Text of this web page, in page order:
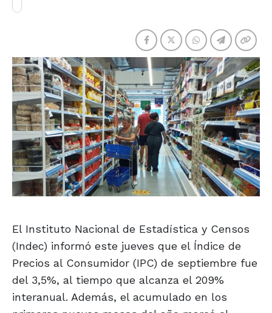
El Instituto Nacional de Estadística y Censos
(Indec) informó este jueves que el Índice de
Precios al Consumidor (IPC) de septiembre fue
del 3,5%, al tiempo que alcanza el 209%
interanual. Además, el acumulado en los